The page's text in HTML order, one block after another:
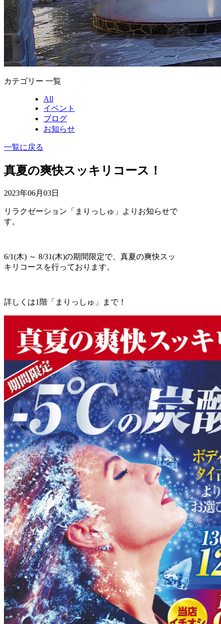
カテゴリー 一覧
All
イベント
ブログ
お知らせ
一覧に戻る
真夏の爽快スッキリコース！
2023年06月03日
リラクゼーション「まりっしゅ」よりお知らせで
す。
6/1(木) ～ 8/31(木)の期間限定で、真夏の爽快スッ
キリコースを行っております。
詳しくは1階「まりっしゅ」まで！